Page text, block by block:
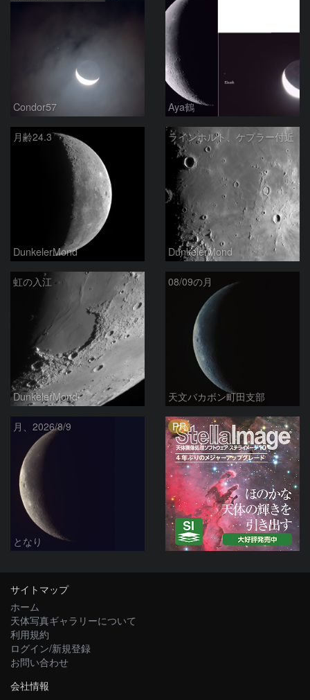
Condor57 Aya鶴
月齢24.3
DunkelerMond
ラインホルト、ケプラー付近
DunkelerMond
虹の入江
DunkelerMond
08/09の月
天文バカボン町田支部
月、2026/8/9
となり
PR
サイトマップ
ホーム
天体写真ギャラリーについて
利用規約
ログイン/新規登録
お問い合わせ
会社情報